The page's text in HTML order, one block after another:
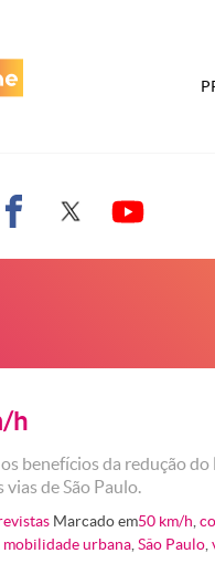
h
benefícios da redução
vias de São Paulo.
Marcado em50 km/h ,
mobilidade urbana Sâo Paulo